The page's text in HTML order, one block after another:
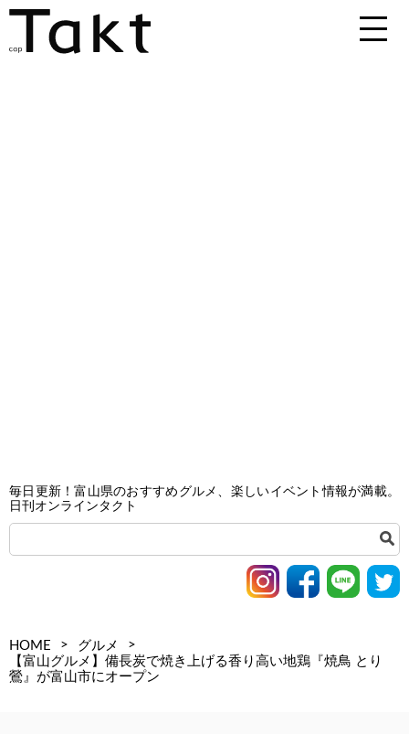
毎日更新！富山県のおすすめグルメ、楽しいイベント情報が満載。
日刊オンラインタクト
HOME > グルメ
>
【富山グルメ】備長炭で焼き上げる香り高い地鶏『焼鳥 とり
鶯』が富山市にオープン